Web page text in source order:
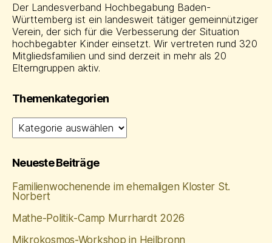
Der Landesverband Hochbegabung Baden-
Württemberg ist ein landesweit tätiger gemeinnütziger
Verein, der sich für die Verbesserung der Situation
hochbegabter Kinder einsetzt. Wir vertreten rund 320
Mitgliedsfamilien und sind derzeit in mehr als 20
Elterngruppen aktiv.
Themenkategorien
Themenkategorien
Neueste Beiträge
Familienwochenende im ehemaligen Kloster St.
Norbert
Mathe‑Politik‑Camp Murrhardt 2026
Mikrokosmos-Workshop in Heilbronn